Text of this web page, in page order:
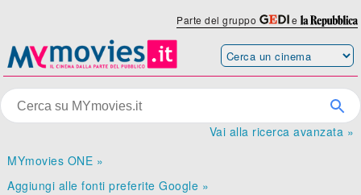
Parte del gruppo e
Vai alla ricerca avanzata »
MYmovies ONE »
Aggiungi alle fonti preferite Google »